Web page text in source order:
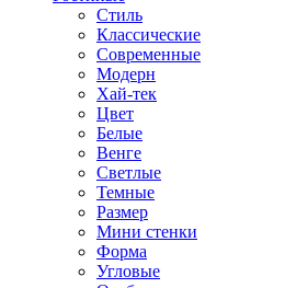
Стиль
Классические
Современные
Модерн
Хай-тек
Цвет
Белые
Венге
Светлые
Темные
Размер
Мини стенки
Форма
Угловые